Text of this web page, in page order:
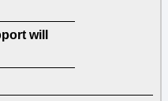
will